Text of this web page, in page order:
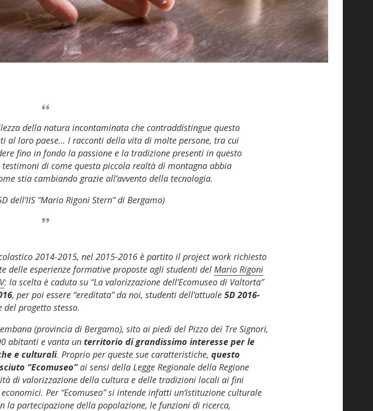
della natura incontaminata che contraddistingue questo
al loro paese… I racconti della vita di molte persone, tra cui
fino in fondo la passione e la tradizione presenti in questo
di come questa piccola realtà di montagna abbia
stia cambiando grazie all’avvento della tecnologia.
dell’IIS “Mario Rigoni Stern” di Bergamo)
2014-2015, nel 2015-2016 è partito il project work richiesto
delle esperienze formative proposte agli studenti del Mario Rigoni
: la scelta è caduta su “La valorizzazione dell’Ecomuseo di Valtorta”
, per poi essere “ereditata” da noi, studenti dell’attuale 5D 2016-
progetto stesso.
(provincia di Bergamo), sito ai piedi del Pizzo dei Tre Signori,
abitanti e vanta un territorio di grandissimo interesse per le
e culturali. Proprio per queste sue caratteristiche, questo
“Ecomuseo”ai sensi della Legge Regionale della Regione
di valorizzazione della cultura e delle tradizioni locali ai fini
Per “Ecomuseo” si intende infatti un’istituzione culturale
la partecipazione della popolazione, le funzioni di ricerca,